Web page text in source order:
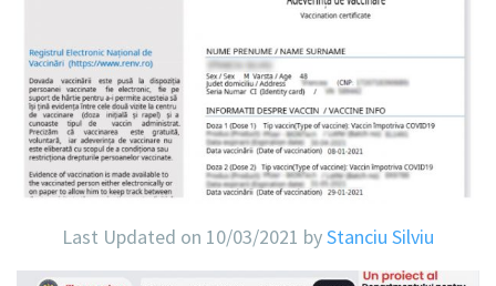
Last Updated on 10/03/2021 byStanciu Silviu